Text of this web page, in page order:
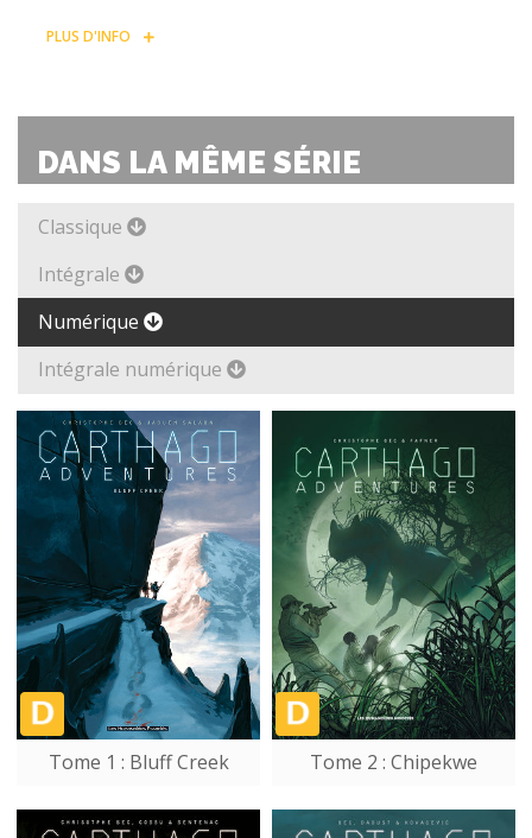
PLUS D'INFO
DANS LA MÊME SÉRIE
Classique
Intégrale
Numérique
Intégrale numérique
Tome 1 : Bluff Creek Tome 2 : Chipekwe